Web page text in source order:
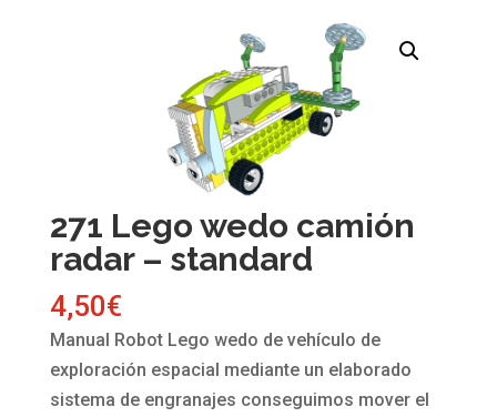
271 Lego wedo camión
radar – standard
4,50€
Manual Robot Lego wedo de vehículo de
exploración espacial mediante un elaborado
sistema de engranajes conseguimos mover el